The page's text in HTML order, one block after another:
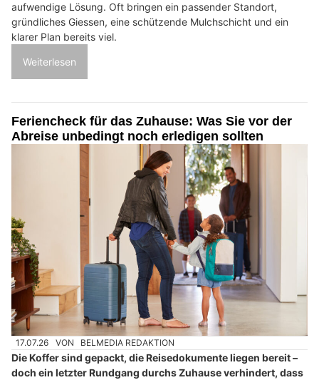
aufwendige Lösung. Oft bringen ein passender Standort,
gründliches Giessen, eine schützende Mulchschicht und ein
klarer Plan bereits viel.
Weiterlesen
Feriencheck für das Zuhause: Was Sie vor der
Abreise unbedingt noch erledigen sollten
17.07.26 VON BELMEDIA REDAKTION
Die Koffer sind gepackt, die Reisedokumente liegen bereit –
doch ein letzter Rundgang durchs Zuhause verhindert, dass